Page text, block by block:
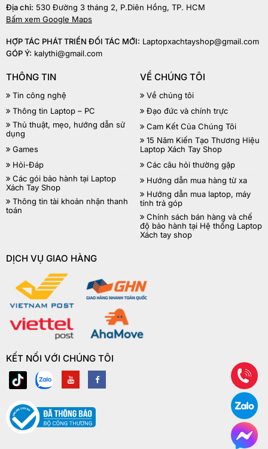
Địa chỉ: 530 Đường 3 tháng 2, P.Diên Hồng, TP. HCM
Bấm xem Google Maps
HỢP TÁC PHÁT TRIỂN ĐỐI TÁC MỚI: Laptopxachtayshop@gmail.com
GÓP Ý: kalythi@gmail.com
THÔNG TIN
Tin công nghệ
Thông tin Laptop – PC
Thủ thuật, mẹo, hướng dẫn sử
dụng
Games
Hỏi-Đáp
Các gói bảo hành tại Laptop
Xách Tay Shop
Thông tin tài khoản nhận thanh
toán
VỀ CHÚNG TÔI
Về chúng tôi
Đạo đức và chính trực
Cam Kết Của Chúng Tôi
15 Năm Kiến Tạo Thương Hiệu
Laptop Xách Tay Shop
Các câu hỏi thường gặp
Hướng dẫn mua hàng từ xa
Hướng dẫn mua laptop, máy
tính trả góp
Chính sách bán hàng và chế
độ bảo hành tại Hệ thống Laptop
Xách tay shop
DỊCH VỤ GIAO HÀNG
KẾT NỐI VỚI CHÚNG TÔI